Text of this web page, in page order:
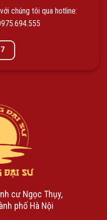
chúng tôi qua hotline:
cư Ngọc Thụy,
phố Hà Nội